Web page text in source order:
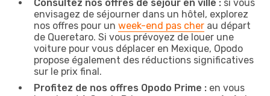
Consultez nos offres de séjour en ville : si vous
envisagez de séjourner dans un hôtel, explorez
nos offres pour un week-end pas cher au départ
de Queretaro. Si vous prévoyez de louer une
voiture pour vous déplacer en Mexique, Opodo
propose également des réductions significatives
sur le prix final.
Profitez de nos offres Opodo Prime : en vous